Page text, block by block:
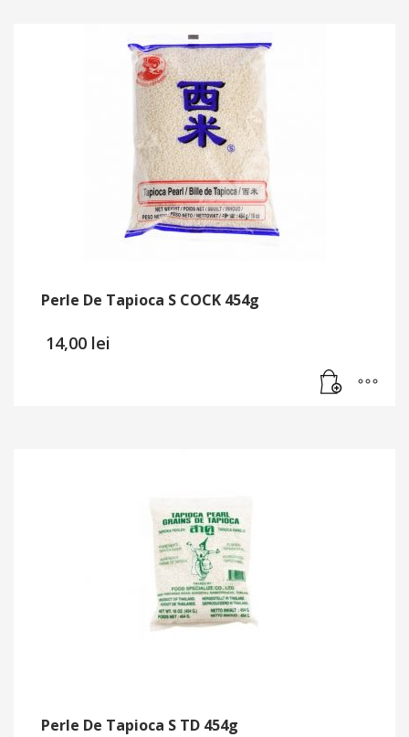
Perle De Tapioca S COCK 454g
14,00 lei
Perle De Tapioca S TD 454g